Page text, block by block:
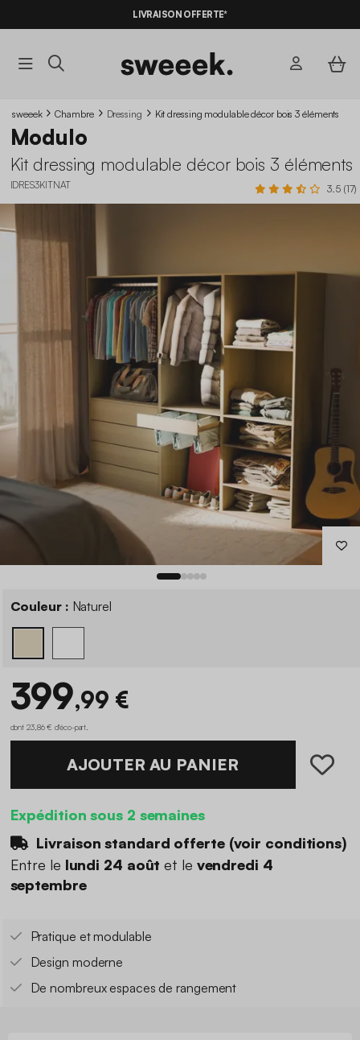
LIVRAISON OFFERTE*
sweeek Chambre Dressing Kit dressing modulable décor bois 3 éléments
Modulo
Kit dressing modulable décor bois 3 éléments
IDRES3KITNAT 3.5 (17)
Couleur : Naturel
399,99 €
dont 23,86 € d'éco-part
AJOUTER AU PANIER
Expédition sous 2 semaines
Livraison standard offerte (voir conditions)
Entre le lundi 24 août et le vendredi 4
septembre
Pratique et modulable
Design moderne
De nombreux espaces de rangement